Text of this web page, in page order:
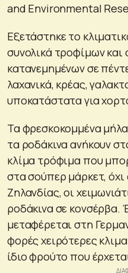
and Environmental
Εξετάστηκε το
συνολικά τροφίμων
κατανεμημένων σε
λαχανικά, κρέας,
υποκατάστατα για
Τα φρεσκοκομμένα
τα ροδάκινα ανήκουν
κλίμα τρόφιμα που
στα σούπερ μάρκετ,
Ζηλανδίας, οι
ροδάκινα σε κονσέρβα.
μεταφέρεται στη
φορές χειρότερες
ίδιο φρούτο που